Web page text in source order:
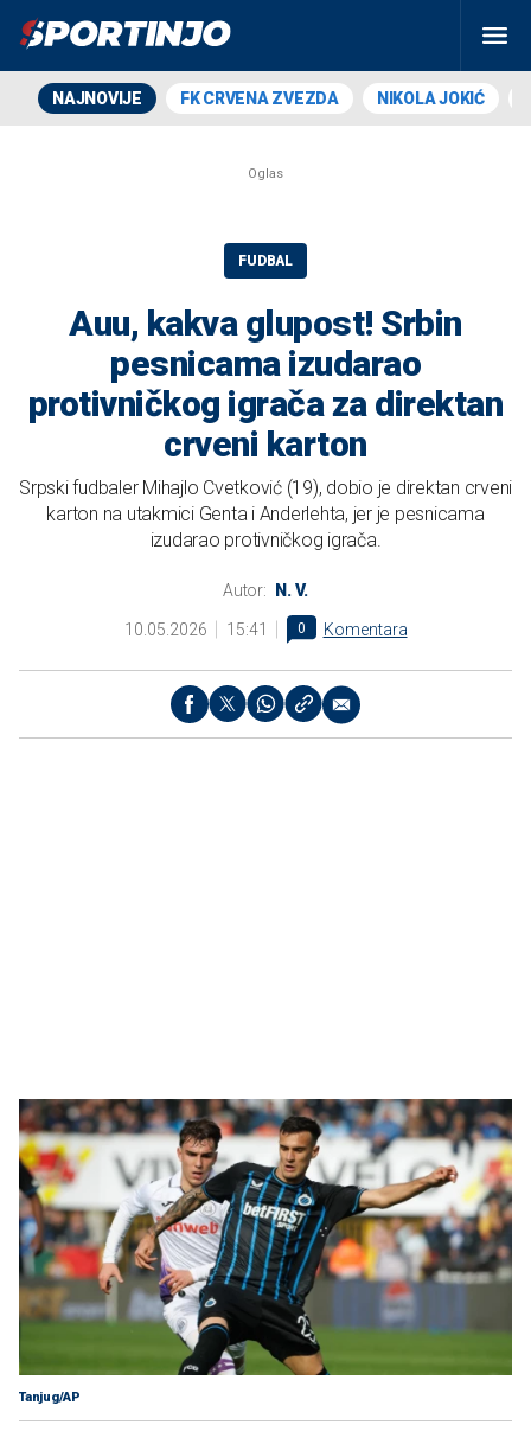
NAJNOVIJE FK CRVENA ZVEZDA NIKOLA JOKIĆ
FUDBAL
Auu, kakva glupost! Srbin
pesnicama izudarao
protivničkog igrača za direktan
crveni karton
Srpski fudbaler Mihajlo Cvetković (19), dobio je direktan crveni
karton na utakmici Genta i Anderlehta, jer je pesnicama
izudarao protivničkog igrača.
Autor: N. V.
10.05.2026 15:41 0 Komentara
Tanjug/AP